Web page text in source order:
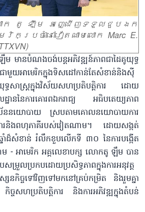
ោក តូ ឡឹម អញ្ជើញទទួលជួបឯក
ប្រចាំនៅវៀតណាមលោក Marc E.
មានបំណងចង់បន្តអភិវឌ្ឍន៍ភាពជាដៃគូយុទ្ធ
ាមួយអាមេរិកក្នុងទិសដៅកាន់តែសំខាន់និងស៊ី
ធសាស្ត្រក្នុងវិស័យសហប្រតិបត្តិការ ដោយ
ាននៃការគោរពឯករាជ្យ អធិបតេយ្យភាព
ននយោបាយ ស្របតាមគោលនយោបាយការ
ារនិងពហុភាគីរបស់វៀតណាម។ ដោយសង្កត់
ាំដ៏សំខាន់ រំលឹកខួបលើកទី ៣០ នៃការបង្កើត
- អាមេរិក អគ្គលេខាបក្ស លោកតូ ឡឹម បាន
សម្រួលប្រកបដោយប្រសិទ្ធភាពក្នុងការអនុវត្ត
នកិច្ចទៅវិញទៅមកនៅគ្រប់កម្រិត និងរួមគ្នា
ចសហប្រតិបត្តិការ និងការអភិវឌ្ឍក្នុងតំបន់